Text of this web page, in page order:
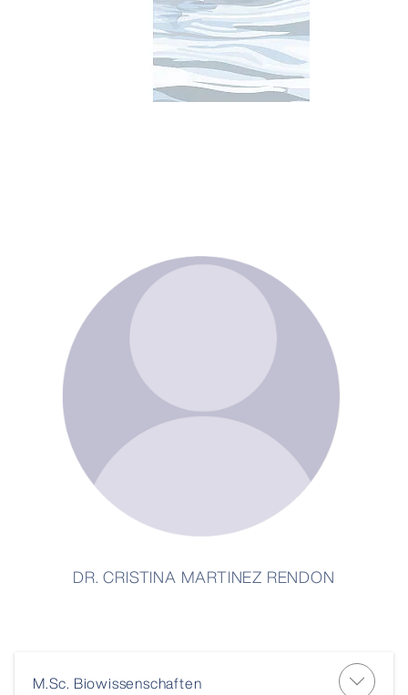
DR. CRISTINA MARTINEZ RENDON
M.Sc. Biowissenschaften